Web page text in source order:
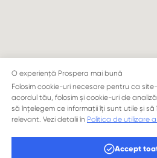
O experiență Prospera mai bună
Folosim cookie-uri necesare pentru ca
acordul tău, folosim și cookie-uri de
să înțelegem ce informații îți sunt utile și
relevant. Vezi detalii în Politica de utilizare
Accept